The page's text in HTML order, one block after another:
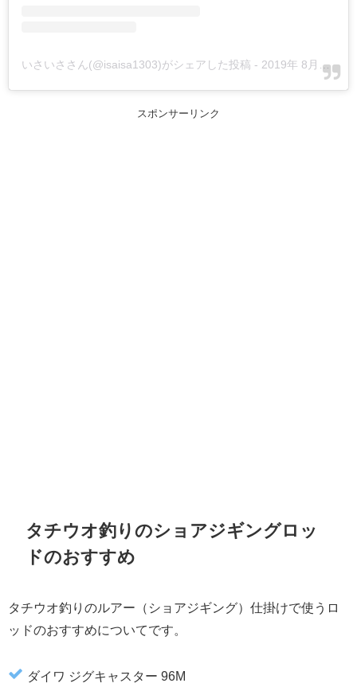
いさいささん(@isaisa1303)がシェアした投稿 - 2019年 8月月20日午後3時02分PDT
スポンサーリンク
タチウオ釣りのショアジギングロッ
ドのおすすめ
タチウオ釣りのルアー（ショアジギング）仕掛けで使うロ
ッドのおすすめについてです。
ダイワ ジグキャスター 96M